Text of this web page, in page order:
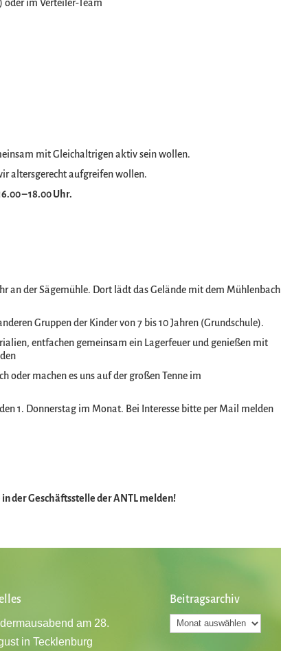
oder im Verteiler-Team
mit Gleichaltrigen aktiv sein wollen.
altersgerecht aufgreifen wollen.
– 18.00 Uhr.
an der Sägemühle. Dort lädt das Gelände mit dem Mühlenbach
Gruppen der Kinder von 7 bis 10 Jahren (Grundschule).
entfachen gemeinsam ein Lagerfeuer und genießen mit
oder machen es uns auf der großen Tenne im
1. Donnerstag im Monat. Bei Interesse bitte per Mail melden
in der Geschäftsstelle der ANTL melden!
am 28.
in Tecklenburg
Beitragsarchiv
Beitragsarchiv